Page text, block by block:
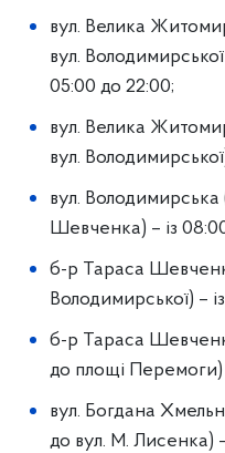
вул. Велика
вул.
05:00 до 22:00;
вул. Велика
вул.
вул. Володимирська
Шевченка) – із
б-р Тараса
Володимирської) –
б-р Тараса
до площі Перемоги)
вул. Богдана
до вул. М. Лисенка)